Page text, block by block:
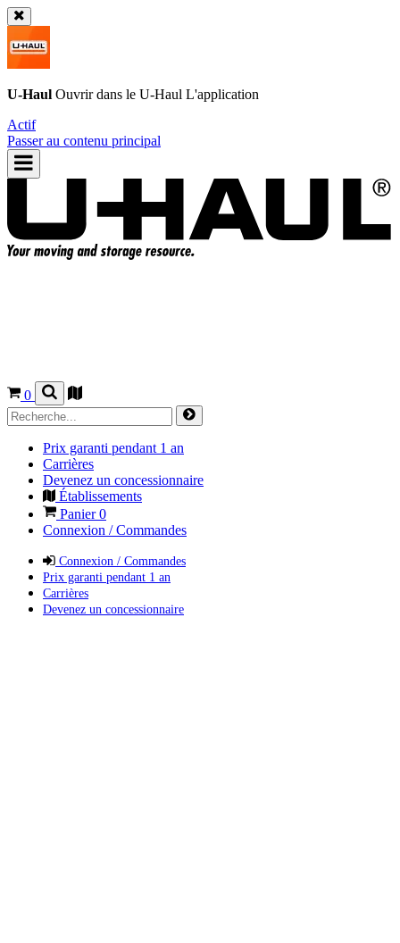
U-Haul Ouvrir dans le U-Haul L'application
Actif
Passer au contenu principal
0
Prix garanti pendant 1 an
Carrières
Devenez un concessionnaire
Établissements
Panier0
Connexion / Commandes
Connexion / Commandes
Prix garanti pendant 1 an
Carrières
Devenez un concessionnaire